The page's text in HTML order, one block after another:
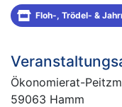
Floh-, Trödel- &
Ökonomierat-
59063 Hamm